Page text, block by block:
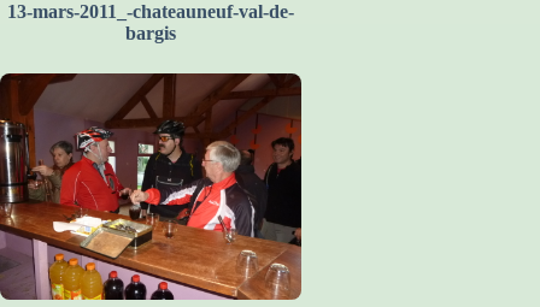
13-mars-2011_-chateauneuf-val-de-
bargis